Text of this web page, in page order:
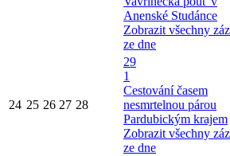
Anenské Studánce
Zobrazit všechny
ze dne
24 25 26 27 28
29
1
Cestování časem
nesmrtelnou párou
Pardubickým krajem
Zobrazit všechny
ze dne